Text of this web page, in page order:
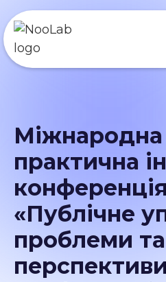
Міжнародна
практична
конференція
«Публічне
проблеми та